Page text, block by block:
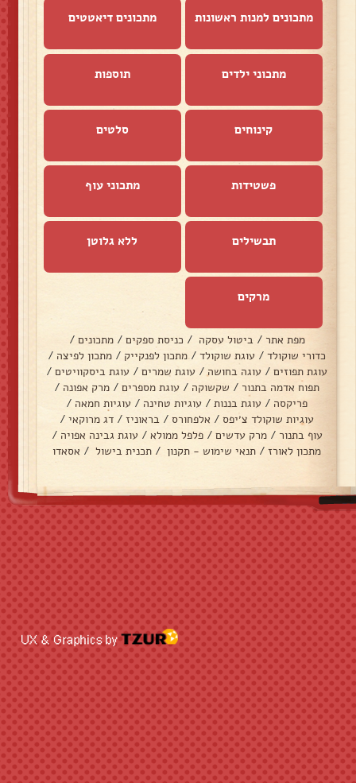
מתכונים למנות ראשונות מתכונים דיאטטים
מתכוני ילדים תוספות
קינוחים סלטים
פשטידות מתכוני עוף
תבשילים ללא גלוטן
מרקים
מפת אתר / ביטול עסקה / כניסת ספקים / מתכונים /
כדורי שוקולד / עוגת שוקולד / מתכון לפנקייק / מתכון לפיצה /
עוגת תפוזים / עוגה בחושה / עוגת שמרים / עוגת ביסקוויטים /
תפוח אדמה בתנור / שקשוקה / עוגת מספרים / מרק אפונה /
פריקסה / עוגת בננות / עוגיות טחינה / עוגיות חמאה /
עוגיות שוקולד צ׳יפס / אלפחורס / בראוניז / דג מרוקאי /
עוף בתנור / מרק עדשים / פלפל ממולא / עוגת גבינה אפויה /
מתכון לאורז / תנאי שימוש - תקנון / תכנית בישול / אסאדו